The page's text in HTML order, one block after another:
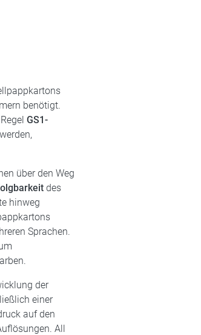
benötigt.
GS1-
über den Weg
des
hinweg
Sprachen.
der
einer
auf den
All